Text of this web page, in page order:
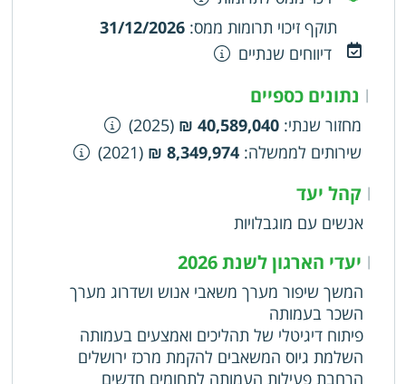
לכך ויכול לדעת העמותה לשרת את מטרותיה, לסייע
בהכשרתם ובהשתלמותם בארץ ובחו"ל של חוקרים,
מורים ותלמידים שיעסקו בנושאים הנ"ל, להקים,
לימודיים ותרבותיים שישרתו את מטרותיה של
העמותה, לפעול להקמתם, ארגונם וניהולם של גופי
פעולה כגון: ידידי ושוחרי העמותה, אשר יפעלו לארגון
תמיכה כספית, ארגונית וציבורית בהתנדבות ובתשלום,
להשגת מטרותיה של העמותה וקידומן, לפעול
להשגת מטרותיה של העמותה, עידודן, פיתוחן
בארץ ובחו"ל, לגייס כספים ובכלל זה בדרך של קבלת
תרומות, מענקים ותקציבים מתקנות, הלוואות וגביית
דמי השתתפות, והכנסות עצמיות לשם קידום ענייני
העמותה ומטרותיה, לפעול כל פעולה משפטית,
כלכלית או בדרך אחרת הדרושה לקידום מטרותיה של
העמותה, לשלב הילדים והמבוגרים בפעילות
תוקף זיכוי תרומות ממס:
31/12/2026
דיווחים שנתיים
| נתונים כספיים
מחזור שנתי:
40,589,040 ₪
(2025)
שירותים לממשלה:
8,349,974 ₪
(2021)
|קהל יעד
אנשים עם מוגבלויות
| יעדי הארגון לשנת 2026
המשך שיפור מערך משאבי אנוש ושדרוג מערך
השכר בעמותה
פיתוח דיגיטלי של תהליכים ואמצעים בעמותה
השלמת גיוס המשאבים להקמת מרכז ירושלים
הרחבת פעילות העמותה לתחומים חדשים